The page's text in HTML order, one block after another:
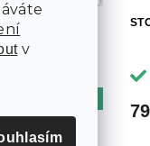
v
ČERNÉ,
Do košíku